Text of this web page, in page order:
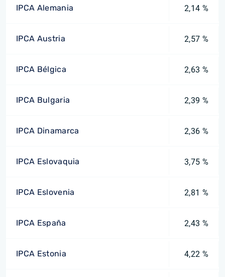
IPCA Alemania 2,14 %
IPCA Austria 2,57 %
IPCA Bélgica 2,63 %
IPCA Bulgaria 2,39 %
IPCA Dinamarca 2,36 %
IPCA Eslovaquia 3,75 %
IPCA Eslovenia 2,81 %
IPCA España 2,43 %
IPCA Estonia 4,22 %